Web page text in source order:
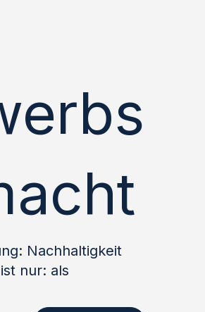
Nachhaltigkeit
nur: als